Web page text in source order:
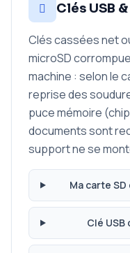
Clés USB
Clés cassées net
microSD
machine : selon le
reprise des
puce mémoire
documents sont
support ne se
Ma carte
Clé